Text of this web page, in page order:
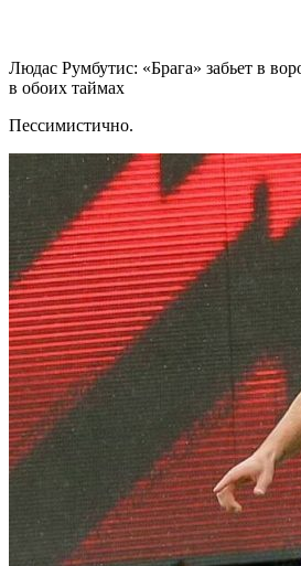
Людас Румбутис: «Брага» забьет в
в обоих таймах
Пессимистично.